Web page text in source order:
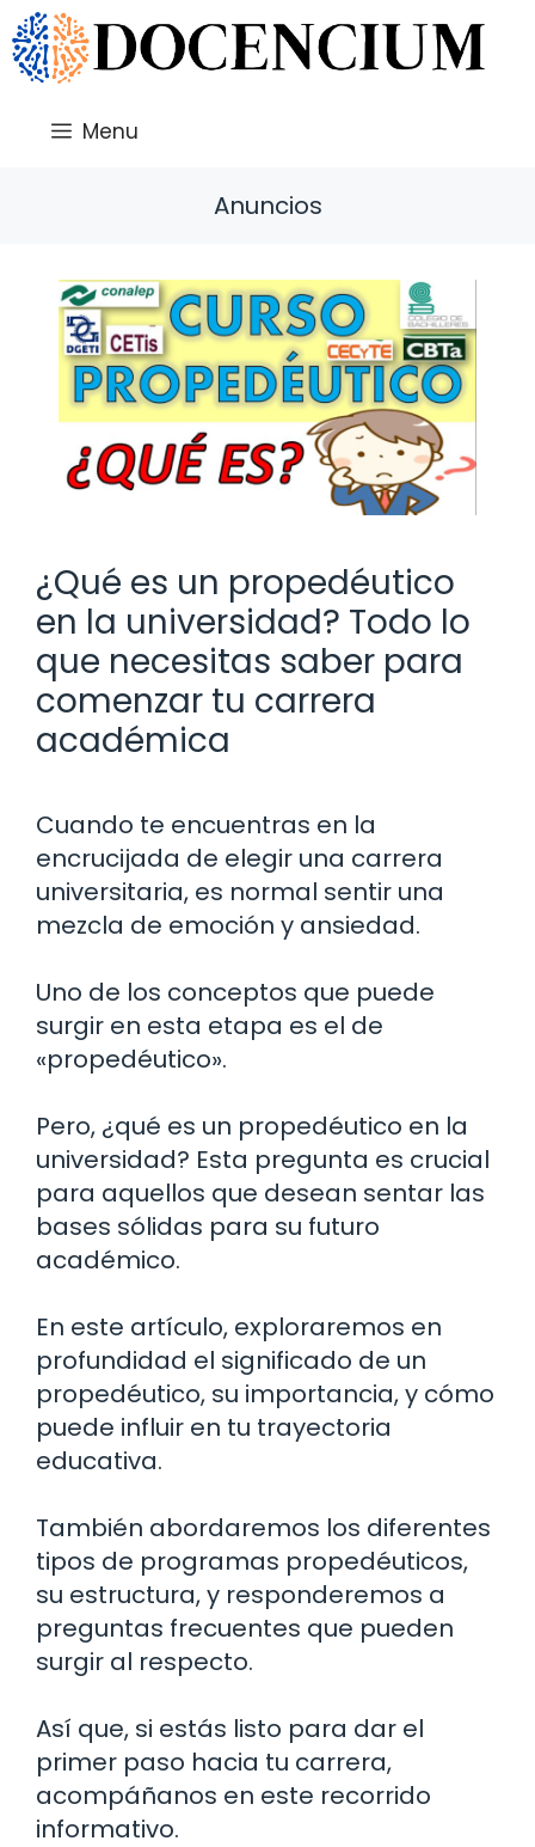
Saltar
al
contenido
Menu
Anuncios
¿Qué es un propedéutico
en la universidad? Todo lo
que necesitas saber para
comenzar tu carrera
académica
Cuando te encuentras en la
encrucijada de elegir una carrera
universitaria, es normal sentir una
mezcla de emoción y ansiedad.
Uno de los conceptos que puede
surgir en esta etapa es el de
«propedéutico».
Pero, ¿qué es un propedéutico en la
universidad? Esta pregunta es crucial
para aquellos que desean sentar las
bases sólidas para su futuro
académico.
En este artículo, exploraremos en
profundidad el significado de un
propedéutico, su importancia, y cómo
puede influir en tu trayectoria
educativa.
También abordaremos los diferentes
tipos de programas propedéuticos,
su estructura, y responderemos a
preguntas frecuentes que pueden
surgir al respecto.
Así que, si estás listo para dar el
primer paso hacia tu carrera,
acompáñanos en este recorrido
informativo.